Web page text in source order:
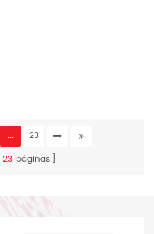
...
23
23 páginas